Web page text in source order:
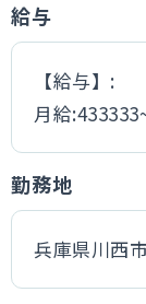
給与
【給与】:
月給
勤務地
兵庫県川西